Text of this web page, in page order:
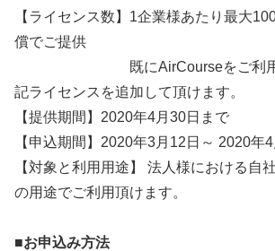
【ライセンス数】1企業様あたり最大
償でご提供
既にAirCourseをご利用中
記ライセンスを追加して頂けます。
【提供期間】2020年4月30日まで
【申込期間】2020年3月12日～ 2020年4
【対象と利用用途】 法人様における自
の用途でご利用頂けます。
■お申込み方法